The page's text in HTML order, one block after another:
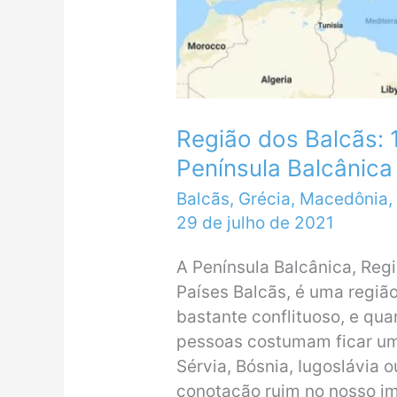
Região dos Balcãs:
Península Balcânica
Balcãs, Grécia, Macedônia,
29 de julho de 2021
A Península Balcânica,
Países Balcãs, é uma
bastante conflituoso, e
pessoas costumam ficar
Sérvia, Bósnia, Iugoslávia
conotação ruim no nosso